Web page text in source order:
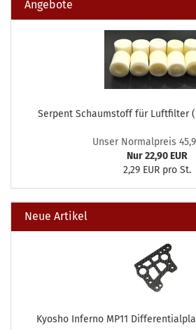
Angebote
Serpent Schaumstoff für Luftfilter
Unser Normalpreis
Nur 22,90 EUR
2,29 EUR pro St.
Neue Artikel
Kyosho Inferno MP11